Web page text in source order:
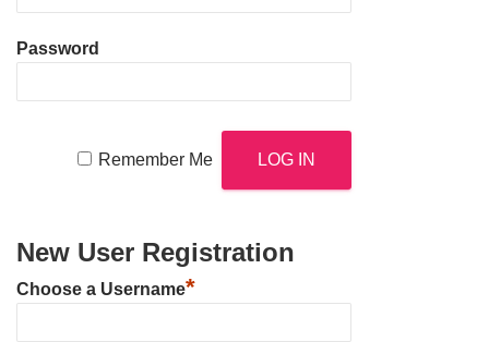
Password
Remember Me
New User Registration
Choose a Username*